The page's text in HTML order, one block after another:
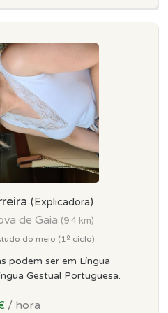
(Explicadora)
de Gaia (9.4 km)
do meio (1º ciclo)
podem ser em Língua
Gestual Portuguesa.
/ hora